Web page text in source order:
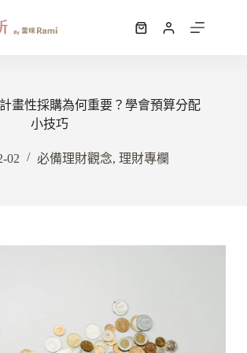
畫性採購為何重要？學會預算分配
小技巧
02 必備理財觀念, 理財專欄